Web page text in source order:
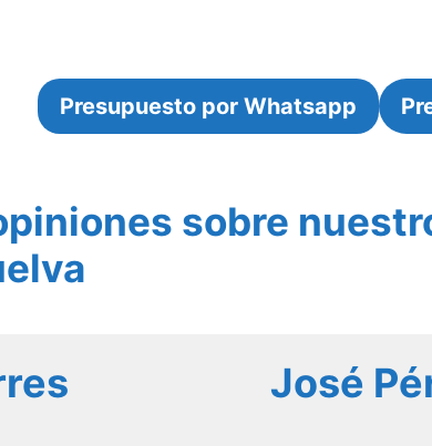
Presupuesto por Whatsapp
sobre
José